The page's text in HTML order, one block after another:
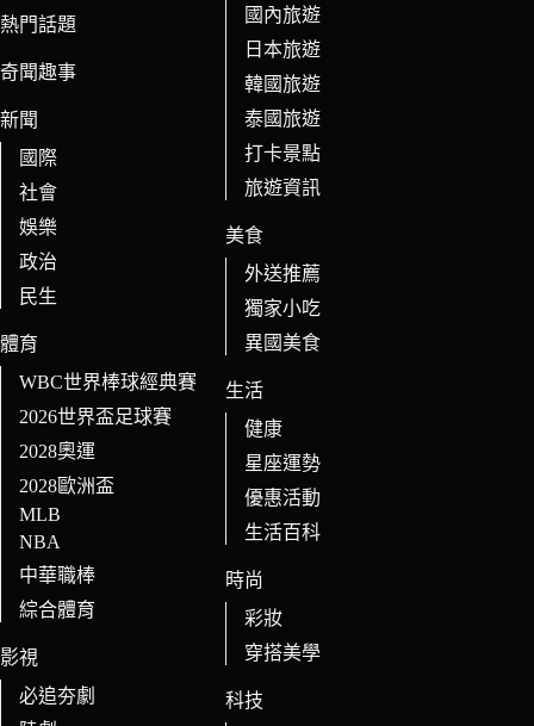
的
果
熱門話題
奇聞趣事
新聞
國際
社會
娛樂
政治
民生
體育
WBC世界棒球經典賽
2026世界盃足球賽
2028奧運
2028歐洲盃
MLB
NBA
中華職棒
綜合體育
影視
必追夯劇
國內旅遊
日本旅遊
韓國旅遊
泰國旅遊
打卡景點
旅遊資訊
美食
外送推薦
獨家小吃
異國美食
生活
健康
星座運勢
優惠活動
生活百科
時尚
彩妝
穿搭美學
科技